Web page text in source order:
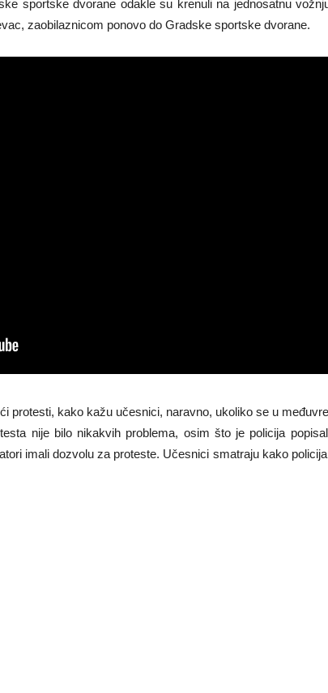
sportske dvorane odakle su krenuli na jednosatnu
zaobilaznicom ponovo do Gradske sportske dvorane.
protesti, kako kažu učesnici, naravno, ukoliko se u
nije bilo nikakvih problema, osim što je policija
imali dozvolu za proteste. Učesnici smatraju kako